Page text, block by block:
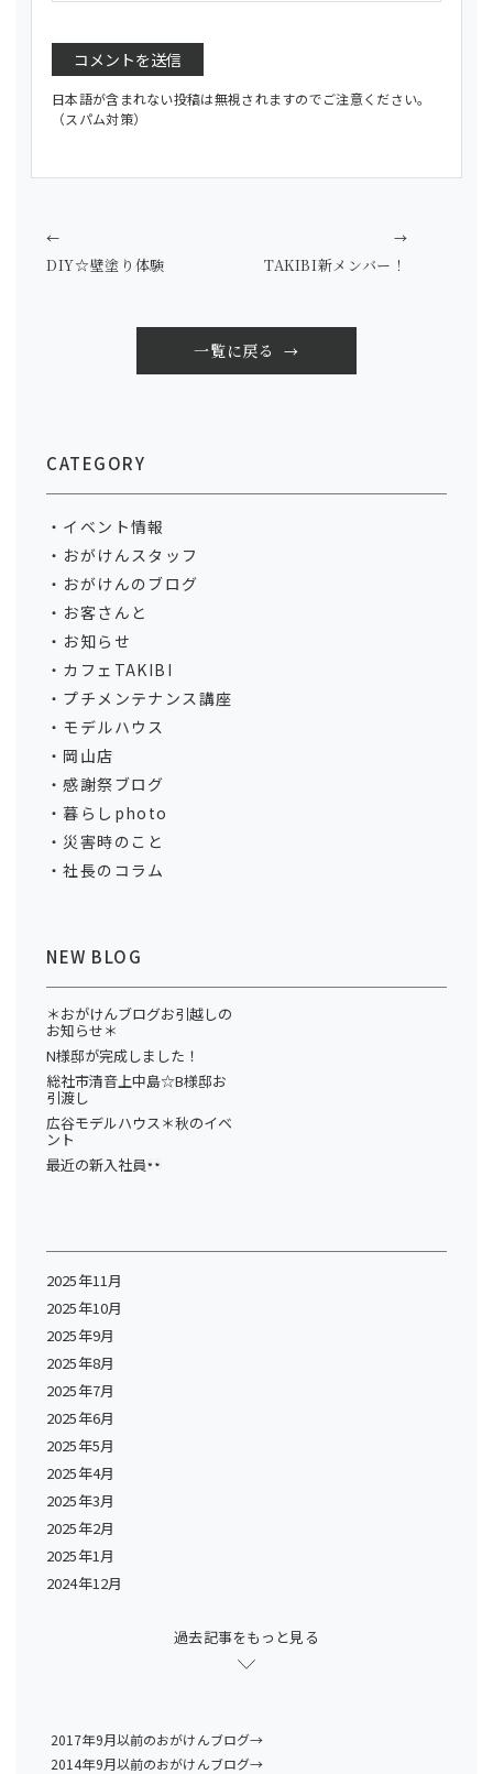
日本語が含まれない投稿は無視されますのでご注意ください。
（スパム対策）
DIY☆壁塗り体験
←
一覧に戻る
TAKIBI新メンバー！
→
CATEGORY
イベント情報
おがけんスタッフ
おがけんのブログ
お客さんと
お知らせ
カフェTAKIBI
プチメンテナンス講座
モデルハウス
岡山店
感謝祭ブログ
暮らしphoto
災害時のこと
社長のコラム
NEW BLOG
＊おがけんブログお引越しの
お知らせ＊
N様邸が完成しました！
総社市清音上中島☆B様邸お
引渡し
広谷モデルハウス＊秋のイベ
ント
最近の新入社員
2025年11月
2025年10月
2025年9月
2025年8月
2025年7月
2025年6月
2025年5月
2025年4月
2025年3月
2025年2月
2025年1月
2024年12月
過去記事をもっと見る
2017年9月以前のおがけんブログ→
2014年9月以前のおがけんブログ→